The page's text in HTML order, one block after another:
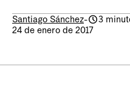
Santiago Sánchez-
3
24 de enero de 2017